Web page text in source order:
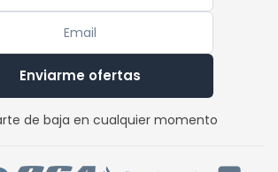
Enviarme ofertas
de baja en cualquier momento